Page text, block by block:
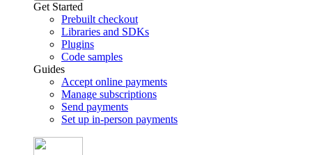
Get Started
Prebuilt checkout
Libraries and SDKs
Plugins
Code samples
Guides
Accept online payments
Manage subscriptions
Send payments
Set up in-person payments